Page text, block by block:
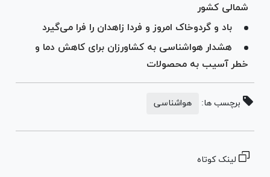
شمالی کشور
باد و گردوخاک امروز و فردا زاهدان را فرا می‌گیرد
هشدار هواشناسی به کشاورزان برای کاهش دما و
خطر آسیب به محصولات
برچسب ها: هواشناسی
لینک کوتاه